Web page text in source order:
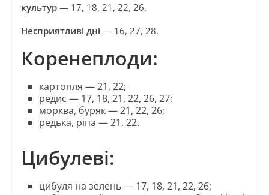
культур — 17, 18, 21, 22, 26.
Несприятливі дні — 16, 27, 28.
Коренеплоди:
картопля — 21, 22;
редис — 17, 18, 21, 22, 26, 27;
морква, буряк — 21, 22, 26;
редька, ріпа — 21, 22.
Цибулеві:
цибуля на зелень — 17, 18, 21, 22, 26;